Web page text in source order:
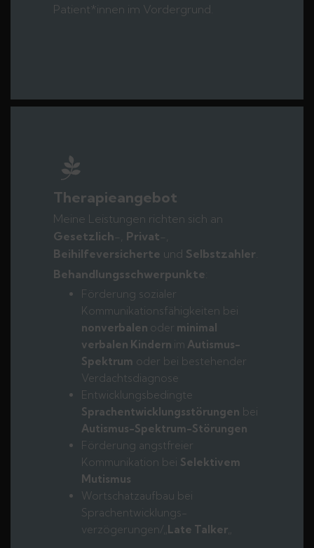
Patient*innen im Vordergrund.
Therapieangebot
Meine Leistungen richten sich an
Gesetzlich-, Privat-,
Beihilfeversicherte und Selbstzahler
Behandlungsschwerpunkte
Förderung sozialer
Kommunikationsfähigkeiten bei
nonverbalen oder minimal
verbalen Kindern im Autismus-
Spektrum oder bei bestehender
Verdachtsdiagnose
Entwicklungsbedingte
Sprachentwicklungsstörungen bei
Autismus-Spektrum-Störungen
Förderung angstfreier
Kommunikation bei Selektivem
Mutismus
Wortschatzaufbau bei
Sprachentwicklungs-
verzögerungen/„Late Talker „